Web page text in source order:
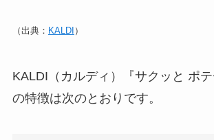
（出典： KALDI ）
KALDI（カルディ）『サクッと ポテ
の特徴は次のとおりです。